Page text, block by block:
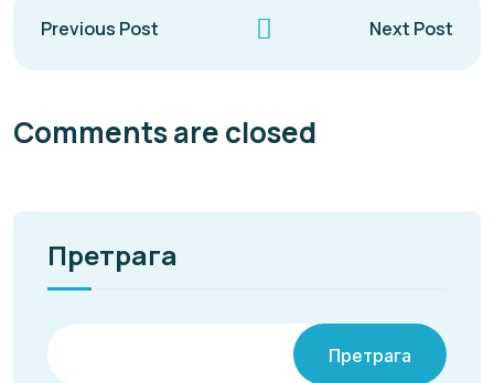
Previous Post Next Post
Comments are closed
Претрага
Претрага